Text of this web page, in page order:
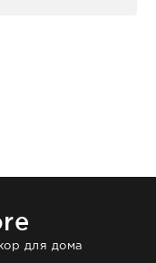
Выглядит
для дома